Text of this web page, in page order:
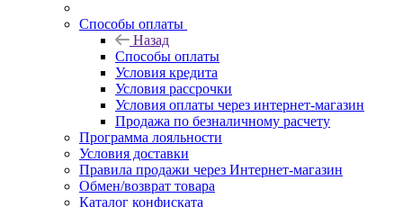
Способы оплаты
Назад
Способы оплаты
Условия кредита
Условия рассрочки
Условия оплаты через интернет-магазин
Продажа по безналичному расчету
Программа лояльности
Условия доставки
Правила продажи через Интернет-магазин
Обмен/возврат товара
Каталог конфиската